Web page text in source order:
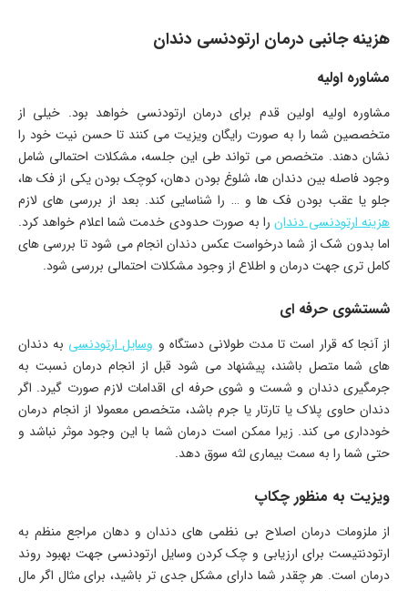
هزینه جانبی درمان ارتودنسی دندان
مشاوره اولیه
مشاوره اولیه اولین قدم برای درمان ارتودنسی خواهد بود. خیلی از
متخصصین شما را به صورت رایگان ویزیت می کنند تا حسن نیت خود را
نشان دهند. متخصص می تواند طی این جلسه، مشکلات احتمالی شامل
وجود فاصله بین دندان ها، شلوغ بودن دهان، کوچک بودن یکی از فک ها،
جلو یا عقب بودن فک ها و … را شناسایی کند. بعد از بررسی های لازم
هزینه ارتودنسی دندانرا به صورت حدودی خدمت شما اعلام خواهد کرد.
اما بدون شک از شما درخواست عکس دندان انجام می شود تا بررسی های
کامل تری جهت درمان و اطلاع از وجود مشکلات احتمالی بررسی شود.
شستشوی حرفه ای
از آنجا که قرار است تا مدت طولانی دستگاه ووسایل ارتودنسی به دندان
های شما متصل باشند، پیشنهاد می شود قبل از انجام درمان نسبت به
جرمگیری دندان و شست و شوی حرفه ای اقدامات لازم صورت گیرد. اگر
دندان حاوی پلاک یا تارتار یا جرم باشد، متخصص معمولا از انجام درمان
خودداری می کند. زیرا ممکن است درمان شما با این وجود موثر نباشد و
حتی شما را به سمت بیماری لثه سوق دهد.
ویزیت به منظور چکاپ
از ملزومات درمان اصلاح بی نظمی های دندان و دهان مراجع منظم به
ارتودنتیست برای ارزیابی و چک کردن وسایل ارتودنسی جهت بهبود روند
درمان است. هر چقدر شما دارای مشکل جدی تر باشید، برای مثال اگر مال